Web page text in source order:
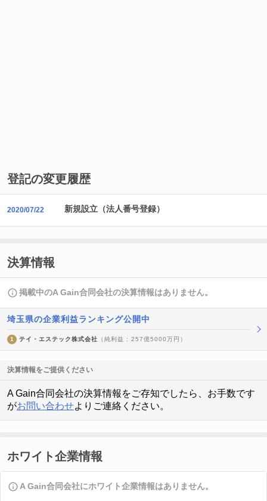
登記の変更履歴
2020/07/22 新規設立（法人番号登録）
決算情報
掲載中のA Gain合同会社の決算情報はありません。
埼玉県の企業利益ランキング公開中
1 テイ・エステック株式会社 （純利益 : 257億5000万円）
決算情報をご提供ください
A Gain合同会社の決算情報をご存知でしたら、お手数です
がお問い合わせよりご連絡ください。
ホワイト企業情報
A Gain合同会社にホワイト企業情報はありません。